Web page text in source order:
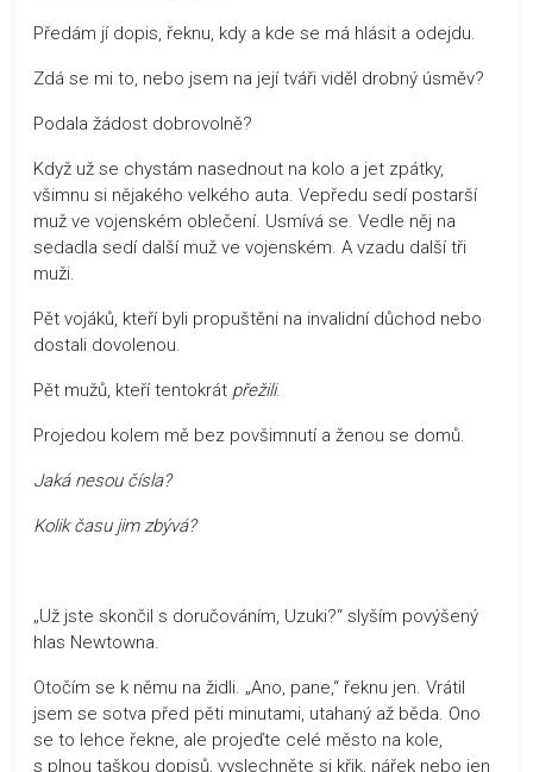
Předám jí dopis, řeknu, kdy a kde se má hlásit a odejdu.
Zdá se mi to, nebo jsem na její tváři viděl drobný úsměv?
Podala žádost dobrovolně?
Když už se chystám nasednout na kolo a jet zpátky,
všimnu si nějakého velkého auta. Vepředu sedí postarší
muž ve vojenském oblečení. Usmívá se. Vedle něj na
sedadla sedí další muž ve vojenském. A vzadu další tři
muži.
Pět vojáků, kteří byli propuštěni na invalidní důchod nebo
dostali dovolenou.
Pět mužů, kteří tentokrát přežili.
Projedou kolem mě bez povšimnutí a ženou se domů.
Jaká nesou čísla?
Kolik času jim zbývá?
„Už jste skončil s doručováním, Uzuki?“ slyším povýšený
hlas Newtowna.
Otočím se k němu na židli. „Ano, pane,“ řeknu jen. Vrátil
jsem se sotva před pěti minutami, utahaný až běda. Ono
se to lehce řekne, ale projeďte celé město na kole,
s plnou taškou dopisů, vyslechněte si křik, nářek nebo jen